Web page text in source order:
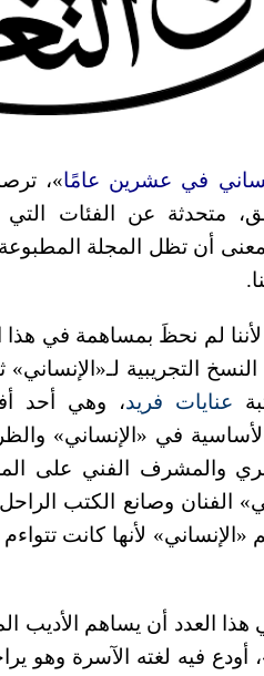
في عشرين عامًا»،
متحدثة عن الفئات
أن تظل المجلة
لأننا لم نحظَ بمساهمة في
التجريبية
عنايات فريد، وهي أحد
في «الإنساني»
والمشرف الفني على
الفنان وصانع الكتب
«الإنساني» لأنها كانت
العدد أن يساهم الأديب
أودع فيه لغته الآسرة وهو